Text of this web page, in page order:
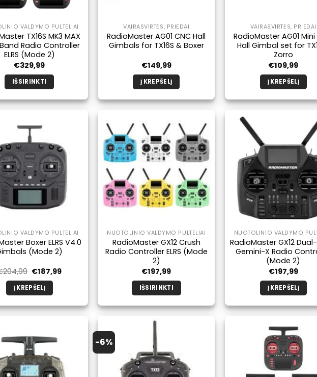
VALDYMO PULTELIAI
TX16S MK3 MAX
Radio Controller
ELRS (Mode 2)
€329,99
IŠSIRINKTI
produktas
kelis
variantus.
Galimybe
galite
pasirinkti
produkto
puslapyje.
VAIRASVIRTĖS, PRIEDAI
RadioMaster AG01 CNC Hall
Gimbals for TX16S & Boxer
€149,99
Į KREPŠELĮ
VAIRASVIRTĖS, PRIEDAI
RadioMaster AG01 Mini
Hall Gimbal set for
Zorro
€109,99
Į KREPŠELĮ
VALDYMO PULTELIAI
Boxer ELRS V4.0
(Mode 2)
204,99 Pradinė
kaina
buvo:
€204,99.
€187,99Dabartinė
Į KREPŠELĮ
NUOTOLINIO VALDYMO PULTELIAI
RadioMaster GX12 Crush
Radio Controller ELRS (Mode
2)
€197,99
IŠSIRINKTI
produktas
turi
kelis
variantus.
Galimybe
galite
NUOTOLINIO VALDYMO
RadioMaster GX12
Gemini-X Radio
(Mode 2)
€197,99
Į KREPŠELĮ
-6%